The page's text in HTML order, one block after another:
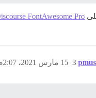
FontAwesome Pro
15 مارس 2021، 2:07م 3